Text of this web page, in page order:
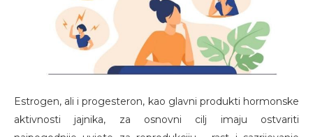
Estrogen, ali i progesteron, kao glavni produkti hormonske
aktivnosti jajnika, za osnovni cilj imaju ostvariti